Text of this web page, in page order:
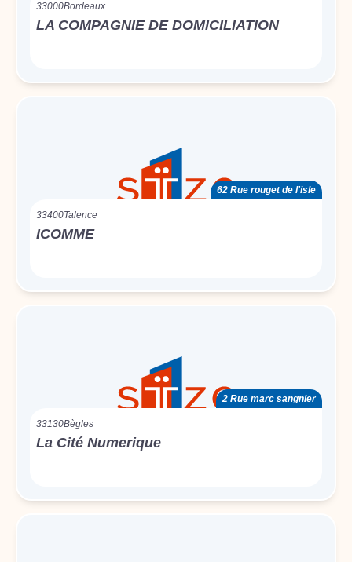
33000Bordeaux
LA COMPAGNIE DE DOMICILIATION
62 Rue rouget de l'isle
33400Talence
ICOMME
2 Rue marc sangnier
33130Bègles
La Cité Numerique